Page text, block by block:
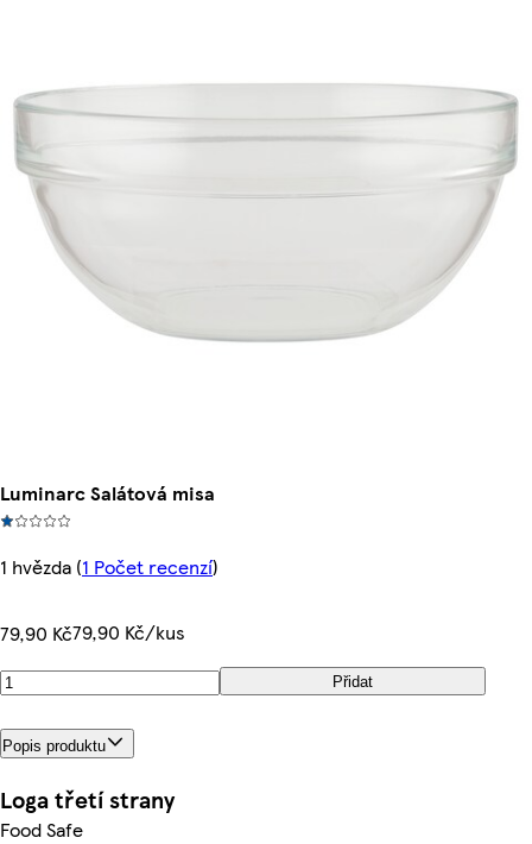
Luminarc Salátová misa
1 hvězda (1 Počet recenzí)
79,90 Kč79,90 Kč/kus
Přidat
Popis produktu
Loga třetí strany
Food Safe